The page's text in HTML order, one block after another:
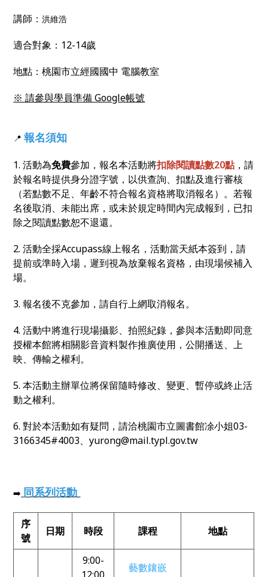
講師：洪維浩
適合對象：12-14歲
地點：桃園市立經國國中 電腦教室
※ 請參與學員準備 Google帳號
📍 報名須知
1. 活動為免費參加，報名本活動將扣除閱讀點數20點，請
於報名時提供身分證字號，以供查詢、扣點及進行審核
（若點數不足、年齡不符合報名資格將取消報名）。若報
名後取消、未能出席，或未於規定時間內完成報到，已扣
除之閱讀點數恕不退還。
2. 活動全採Accupass線上報名，活動當天紙本簽到，請
提前或準時入場，遲到視為放棄報名資格，由現場候補入
場。
3. 報名後不克參加，請自行上網取消報名。
4. 活動中將進行現場攝影、拍照紀錄，參與本活動即同意
授權本館將相關影音資料製作推廣使用，公開播送、上
映、傳輸之權利。
5. 本活動主辦單位將保留隨時修改、變更、暫停或終止活
動之權利。
6. 對於本活動如有疑問，請洽桃園市立圖書館凃小姐03-
3166345#4003、yurong@mail.typl.gov.tw
➡️ 同系列活動
序
號
日期 時段 課程 地點
9:00-
藝數鑲嵌